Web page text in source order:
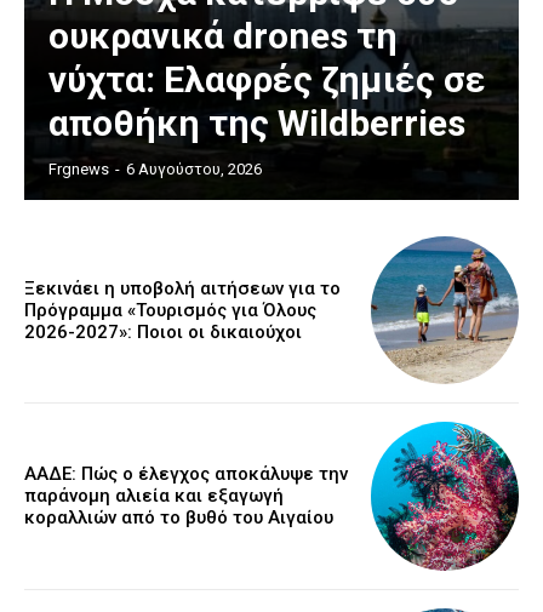
ουκρανικά drones τη
νύχτα: Ελαφρές ζημιές σε
αποθήκη της Wildberries
Frgnews - 6 Αυγούστου, 2026
Ξεκινάει η υποβολή αιτήσεων για το
Πρόγραμμα «Τουρισμός για Όλους
2026-2027»: Ποιοι οι δικαιούχοι
ΑΑΔΕ: Πώς ο έλεγχος αποκάλυψε την
παράνομη αλιεία και εξαγωγή
κοραλλιών από το βυθό του Αιγαίου